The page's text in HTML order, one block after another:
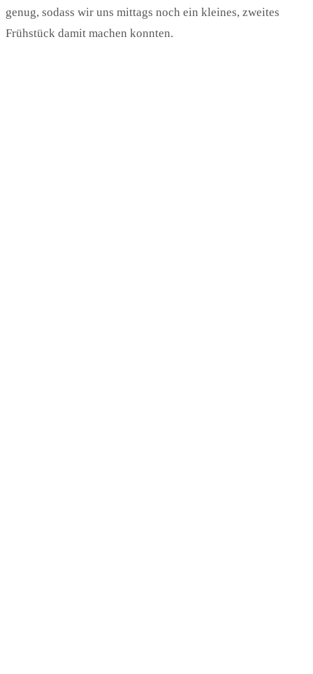
genug, sodass wir uns mittags noch ein kleines, zweites
Frühstück damit machen konnten.